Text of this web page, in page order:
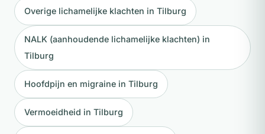
Overige lichamelijke klachten in Tilburg
NALK (aanhoudende lichamelijke klachten) in
Tilburg
Hoofdpijn en migraine in Tilburg
Vermoeidheid in Tilburg